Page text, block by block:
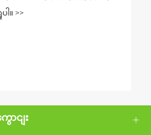
တ်များကို မည်သို့ ဟန်ချက်ညီမည်
။ >>
ာငျး